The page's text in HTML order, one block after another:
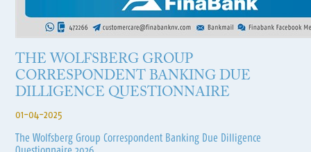
THE WOLFSBERG GROUP
CORRESPONDENT BANKING DUE
DILLIGENCE QUESTIONNAIRE
01-04-2025
The Wolfsberg Group Correspondent Banking Due Dilligence